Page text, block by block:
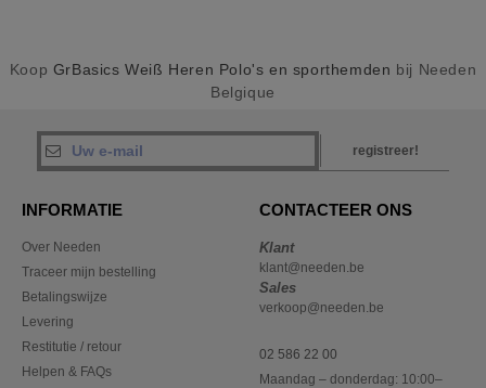
Koop GrBasics Weiß Heren Polo's en sporthemden bij Needen
Belgique
registreer!
INFORMATIE
Over Needen
Traceer mijn bestelling
Betalingswijze
Levering
Restitutie / retour
Helpen & FAQs
CONTACTEER ONS
Klant
klant@needen.be
Sales
verkoop@needen.be
02 586 22 00
Maandag – donderdag: 10:00–